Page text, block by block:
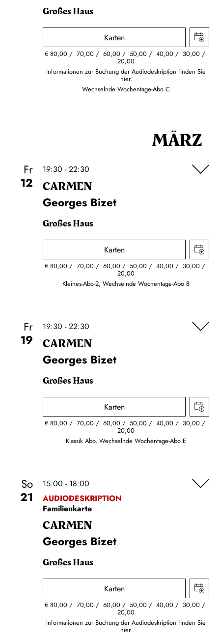
Großes Haus
Karten
€80,00 70,00 60,00 50,00 40,00 30,00
20,00
Informationen zur Buchung der Audiodeskription finden Sie
hier.
Wechselnde Wochentage-Abo C
MÄRZ
Fr
12
19:30 - 22:30
CARMEN
Georges Bizet
Großes Haus
Karten
€80,00 70,00 60,00 50,00 40,00 30,00
20,00
Kleines-Abo-2, Wechselnde Wochentage-Abo B
Fr
19
19:30 - 22:30
CARMEN
Georges Bizet
Großes Haus
Karten
€80,00 70,00 60,00 50,00 40,00 30,00
20,00
Klassik Abo, Wechselnde Wochentage-Abo E
So
21
15:00 - 18:00
AUDIODESKRIPTION
Familienkarte
CARMEN
Georges Bizet
Großes Haus
Karten
€80,00 70,00 60,00 50,00 40,00 30,00
20,00
Informationen zur Buchung der Audiodeskription finden Sie
hier.